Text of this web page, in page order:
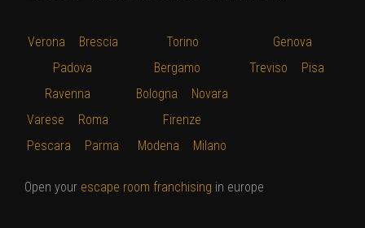
Verona
Brescia
Padova
Ravenna
Varese
Roma
Pescara
Parma
Torino
Bergamo
Bologna
Novara
Firenze
Modena
Milano
Genova
Treviso
Pisa
Open your escape room franchising in europe